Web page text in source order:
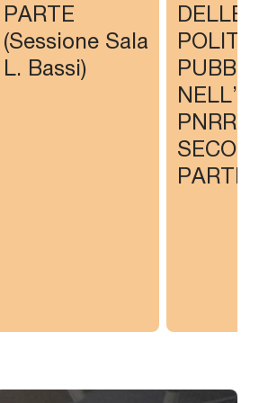
PARTE
(Sessione Sala
L. Bassi)
DELLE
PNRR –
PARTE